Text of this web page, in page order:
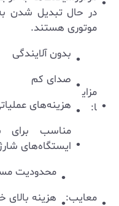
در حال تبدیل شدن
موتوری هستند.
مزای
ا:
بدون آلایندگی
صدای کم
هزینه‌های
مناسب برای
ایستگاه‌های
معایب:
محدودیت
هزینه بالای